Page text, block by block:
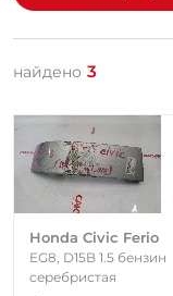
найдено 3
Honda Civic Ferio
EG8, D15B 1.5 бензин
серебристая